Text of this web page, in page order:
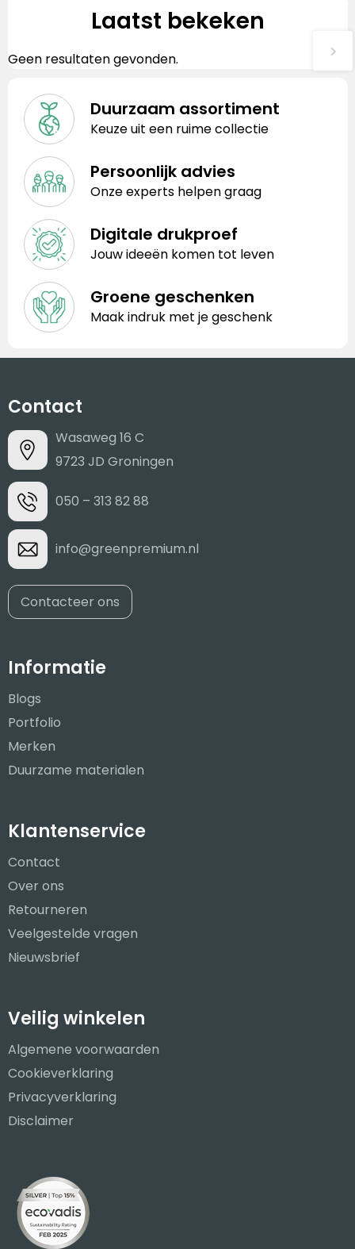
Laatst bekeken
Geen resultaten gevonden.
Duurzaam assortiment
Keuze uit een ruime collectie
Persoonlijk advies
Onze experts helpen graag
Digitale drukproef
Jouw ideeën komen tot leven
Groene geschenken
Maak indruk met je geschenk
Contact
Wasaweg 16 C
9723 JD Groningen
050 – 313 82 88
info@greenpremium.nl
Contacteer ons
Informatie
Blogs
Portfolio
Merken
Duurzame materialen
Klantenservice
Contact
Over ons
Retourneren
Veelgestelde vragen
Nieuwsbrief
Veilig winkelen
Algemene voorwaarden
Cookieverklaring
Privacyverklaring
Disclaimer